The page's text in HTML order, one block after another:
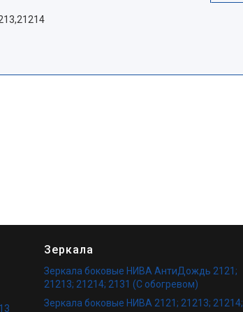
Зеркала
Зеркала боковые НИВА АнтиДождь 2121;
21213; 21214; 2131 (С обогревом)
Зеркала боковые НИВА 2121; 21213; 21214;